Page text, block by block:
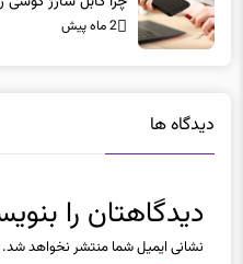
نشانی ایمیل شما منتشر نخواهد شد.
شده‌اند*